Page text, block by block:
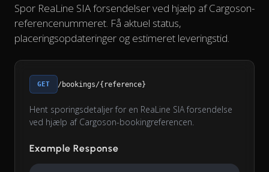
Spor ReaLine SIA forsendelser ved hjælp af Cargoson-
referencenummeret. Få aktuel status,
placeringsopdateringer og estimeret leveringstid.
GET /bookings/{reference}
Hent sporingsdetaljer for en ReaLine SIA forsendelse
ved hjælp af Cargoson-bookingreferencen.
Example Response